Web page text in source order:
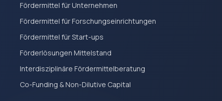
Fördermittel für Unternehmen
Fördermittel für Forschungseinrichtungen
Fördermittel für Start-ups
Förderlösungen Mittelstand
Interdisziplinäre Fördermittelberatung
Co-Funding & Non-Dilutive Capital